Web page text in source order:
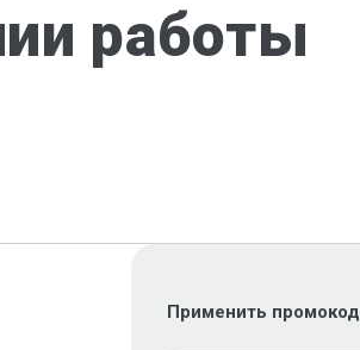
работы
Применить промокод